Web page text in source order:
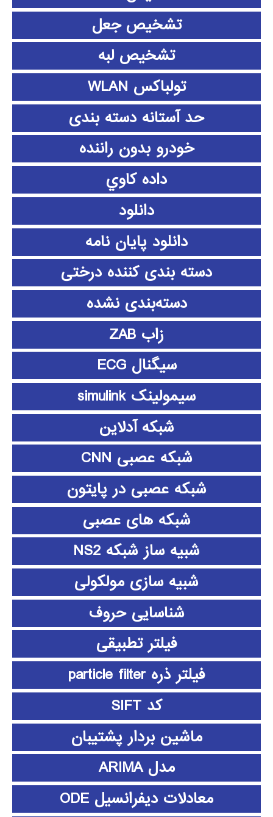
تشخیص جعل
تشخیص لبه
تولباکس WLAN
حد آستانه دسته بندی
خودرو بدون راننده
داده كاوي
دانلود
دانلود پايان نامه
دسته بندی کننده درختی
دسته‌بندی نشده
زاب ZAB
سیگنال ECG
سیمولینک simulink
شبکه آدلاین
شبکه عصبی CNN
شبکه عصبی در پایتون
شبکه های عصبی
شبیه ساز شبکه NS2
شبیه سازی مولکولی
شناسایی حروف
فیلتر تطبیقی
فیلتر ذره particle filter
کد SIFT
ماشین بردار پشتیبان
مدل ARIMA
معادلات دیفرانسیل ODE